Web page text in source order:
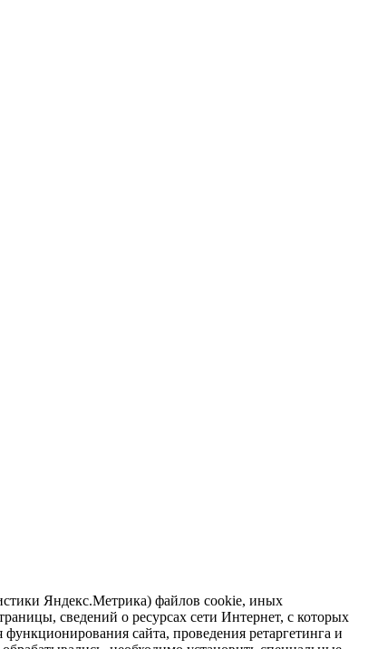
Яндекс.Метрика) файлов cookie, иных
сведений о ресурсах сети Интернет, с которых
сайта, проведения ретаргетинга и